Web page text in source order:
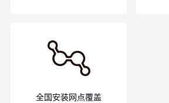
全国安装网点覆盖